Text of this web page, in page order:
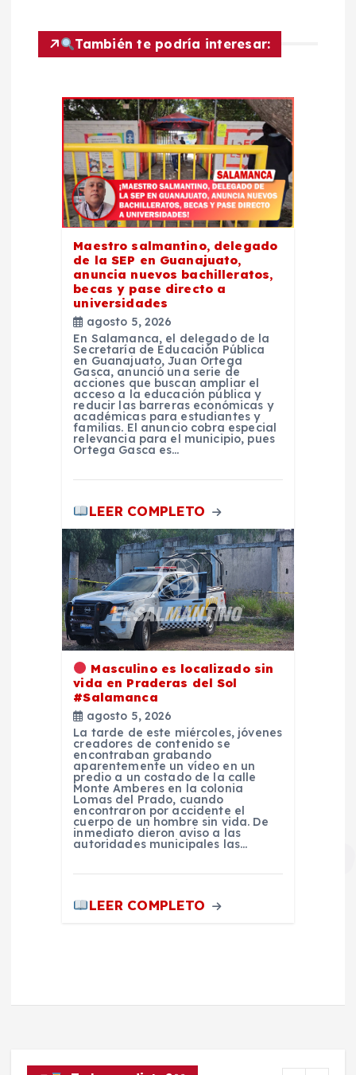
d
También te podría interesar:
Maestro salmantino, delegado
de la SEP en Guanajuato,
anuncia nuevos bachilleratos,
becas y pase directo a
universidades
agosto 5, 2026
En Salamanca, el delegado de la
Secretaría de Educación Pública
en Guanajuato, Juan Ortega
Gasca, anunció una serie de
acciones que buscan ampliar el
acceso a la educación pública y
reducir las barreras económicas y
académicas para estudiantes y
familias. El anuncio cobra especial
relevancia para el municipio, pues
Ortega Gasca es…
LEER COMPLETO
Masculino es localizado sin
vida en Praderas del Sol
#Salamanca
agosto 5, 2026
La tarde de este miércoles, jóvenes
creadores de contenido se
encontraban grabando
aparentemente un vídeo en un
predio a un costado de la calle
Monte Amberes en la colonia
Lomas del Prado, cuando
encontraron por accidente el
cuerpo de un hombre sin vida. De
inmediato dieron aviso a las
autoridades municipales las…
LEER COMPLETO